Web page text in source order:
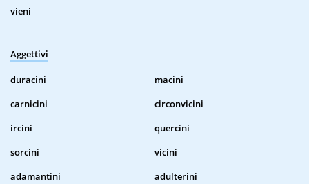
vieni
Aggettivi
duracini
macini
carnicini
circonvicini
ircini
quercini
sorcini
vicini
adamantini
adulterini